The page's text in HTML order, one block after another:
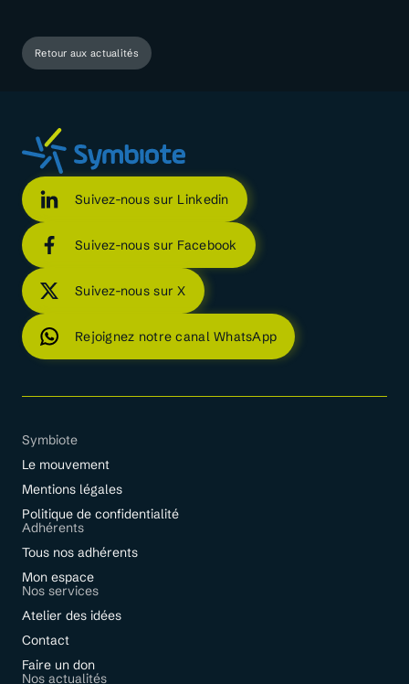
Retour aux actualités
Suivez-nous sur Linkedin
Suivez-nous sur Facebook
Suivez-nous sur X
Rejoignez notre canal WhatsApp
Symbiote
Le mouvement
Mentions légales
Politique de confidentialité
Adhérents
Tous nos adhérents
Mon espace
Nos services
Atelier des idées
Contact
Faire un don
Nos actualités